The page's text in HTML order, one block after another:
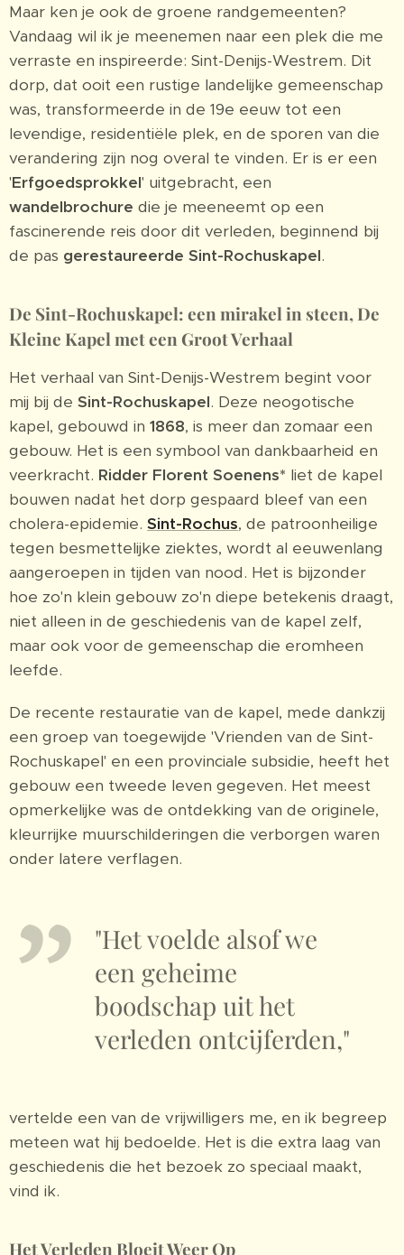
Maar ken je ook de groene randgemeenten?
Vandaag wil ik je meenemen naar een plek die me
verraste en inspireerde: Sint-Denijs-Westrem. Dit
dorp, dat ooit een rustige landelijke gemeenschap
was, transformeerde in de 19e eeuw tot een
levendige, residentiële plek, en de sporen van die
verandering zijn nog overal te vinden. Er is er een
'Erfgoedsprokkel' uitgebracht, een
wandelbrochure die je meeneemt op een
fascinerende reis door dit verleden, beginnend bij
de pas gerestaureerde Sint-Rochuskapel.
De Sint-Rochuskapel: een mirakel in steen, De
Kleine Kapel met een Groot Verhaal
Het verhaal van Sint-Denijs-Westrem begint voor
mij bij de Sint-Rochuskapel. Deze neogotische
kapel, gebouwd in 1868, is meer dan zomaar een
gebouw. Het is een symbool van dankbaarheid en
veerkracht. Ridder Florent Soenens* liet de kapel
bouwen nadat het dorp gespaard bleef van een
cholera-epidemie. Sint-Rochus, de patroonheilige
tegen besmettelijke ziektes, wordt al eeuwenlang
aangeroepen in tijden van nood. Het is bijzonder
hoe zo'n klein gebouw zo'n diepe betekenis draagt,
niet alleen in de geschiedenis van de kapel zelf,
maar ook voor de gemeenschap die eromheen
leefde.
De recente restauratie van de kapel, mede dankzij
een groep van toegewijde 'Vrienden van de Sint-
Rochuskapel' en een provinciale subsidie, heeft het
gebouw een tweede leven gegeven. Het meest
opmerkelijke was de ontdekking van de originele,
kleurrijke muurschilderingen die verborgen waren
onder latere verflagen.
"Het voelde alsof we
een geheime
boodschap uit het
verleden ontcijferden,"
vertelde een van de vrijwilligers me, en ik begreep
meteen wat hij bedoelde. Het is die extra laag van
geschiedenis die het bezoek zo speciaal maakt,
vind ik.
Het Verleden Bloeit Weer Op